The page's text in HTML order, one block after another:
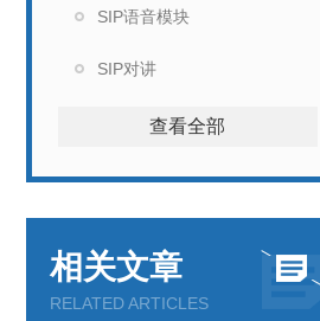
SIP语音模块
SIP对讲
查看全部
相关文章
RELATED ARTICLES